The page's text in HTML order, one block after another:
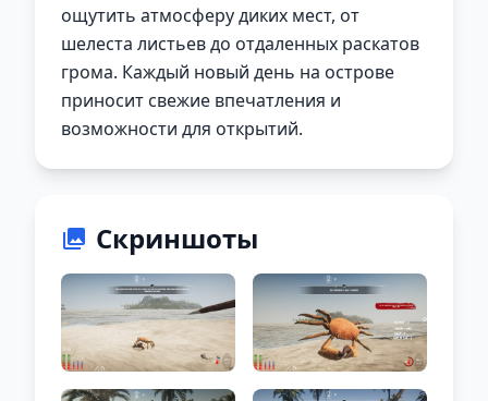
ощутить атмосферу диких мест, от
шелеста листьев до отдаленных раскатов
грома. Каждый новый день на острове
приносит свежие впечатления и
возможности для открытий.
Скриншоты